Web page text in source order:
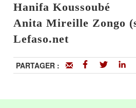
Hanifa Koussoubé
Anita Mireille Zongo
Lefaso.net
PARTAGER :